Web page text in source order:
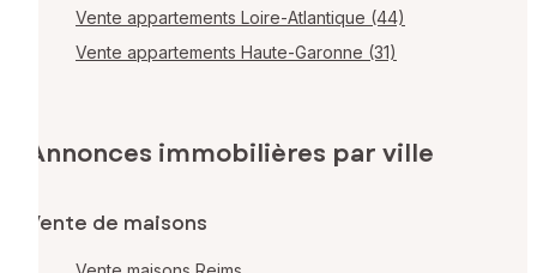
Vente appartements Loire-Atlantique (44)
Vente appartements Haute-Garonne (31)
Annonces immobilières par ville
Vente de maisons